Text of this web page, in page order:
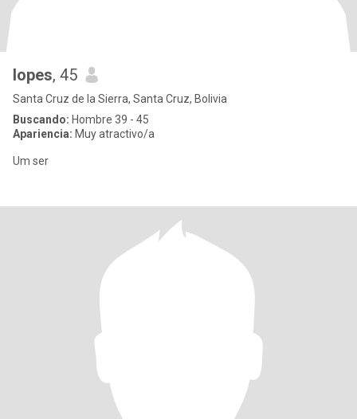
lopes, 45
Santa Cruz de la Sierra, Santa Cruz, Bolivia
Buscando: Hombre 39 - 45
Apariencia: Muy atractivo/a
Um ser